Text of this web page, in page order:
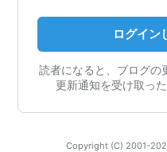
ログイン
読者になると、ブログの
更新通知を受け取っ
Copyright (C) 2001-